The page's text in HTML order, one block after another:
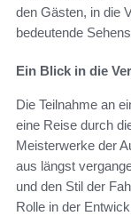
den Gästen, in die
bedeutende
Ein Blick in die
Die Teilnahme an
eine Reise durch
Meisterwerke der
aus längst
und den Stil der
Rolle in der